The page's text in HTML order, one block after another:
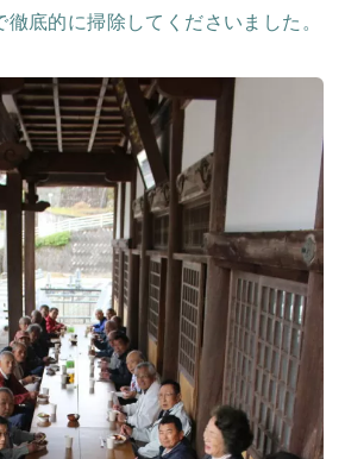
底的に掃除してくださいました。